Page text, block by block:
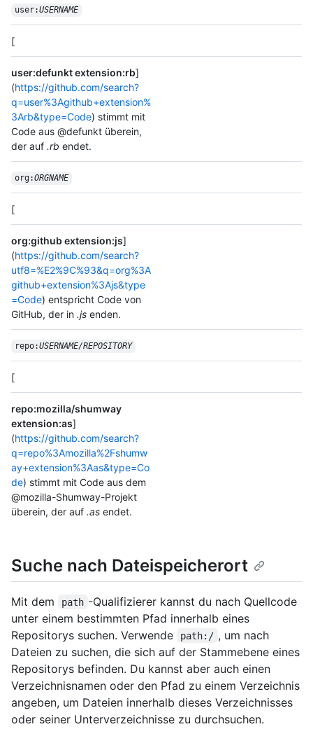
user:USERNAME
[
user:defunkt extension:rb]
(https://github.com/search?
q=user%3Agithub+extension%
3Arb&type=Code) stimmt mit
Code aus @defunkt überein,
der auf .rb endet.
org:ORGNAME
[
org:github extension:js]
(https://github.com/search?
utf8=%E2%9C%93&q=org%3A
github+extension%3Ajs&type
=Code) entspricht Code von
GitHub, der in .js enden.
repo:USERNAME/REPOSITORY
[
repo:mozilla/shumway
extension:as]
(https://github.com/search?
q=repo%3Amozilla%2Fshumw
ay+extension%3Aas&type=Co
de) stimmt mit Code aus dem
@mozilla-Shumway-Projekt
überein, der auf .as endet.
Suche nach Dateispeicherort
Mit dem path -Qualifizierer kannst du nach Quellcode
unter einem bestimmten Pfad innerhalb eines
Repositorys suchen. Verwende
path:/ , um nach
Dateien zu suchen, die sich auf der Stammebene eines
Repositorys befinden. Du kannst aber auch einen
Verzeichnisnamen oder den Pfad zu einem Verzeichnis
angeben, um Dateien innerhalb dieses Verzeichnisses
oder seiner Unterverzeichnisse zu durchsuchen.